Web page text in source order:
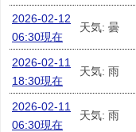
2026-02-12
06:30現在
天気: 曇
2026-02-11
18:30現在
天気: 雨
2026-02-11
06:30現在
天気: 雨